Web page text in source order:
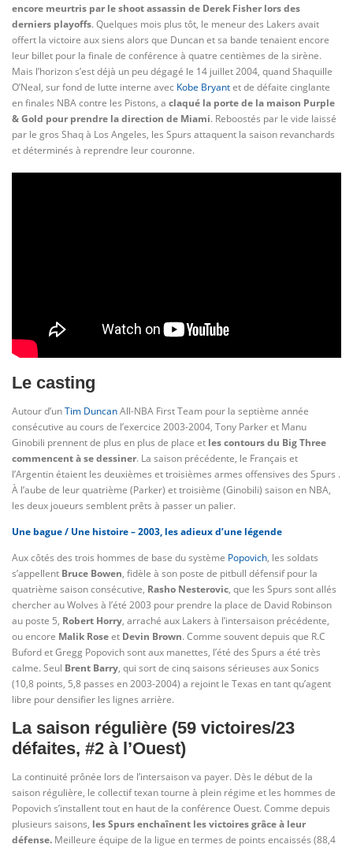
encore meurtris par le shoot assassin de Derek Fisher lors des
derniers playoffs. Quelques mois plus tôt, le meneur des Lakers avait
offert la victoire aux siens alors que Duncan et sa bande tenaient encore
leur billet pour la finale de conférence à quatre centièmes de la sirène.
Mais l’horizon s’est déjà un peu dégagé le 14 juillet 2004, quand Shaquille
O’Neal, sur fond de lutte interne avec Kobe Bryantet de défaite cinglante
en finales NBA contre les Pistons, a claqué la porte de la maison Purple
& Gold pour prendre la direction de Miami. Reboostés par le vide laissé
par le gros Shaq à Los Angeles, les Spurs attaquent la saison revanchards
et déterminés à reprendre leur couronne.
Le casting
Autour d’unTim DuncanAll-NBA First Team pour la septième année
consécutive au cours de l’exercice 2003-2004, Tony Parker et Manu
Ginobili prennent de plus en plus de place et les contours du Big Three
commencent à se dessiner. La saison précédente, le Français et
l’Argentin étaient les deuxièmes et troisièmes armes offensives des Spurs .
À l’aube de leur quatrième (Parker) et troisième (Ginobili) saison en NBA,
les deux joueurs semblent prêts à passer un palier.
Une bague / Une histoire – 2003, les adieux d’une légende
Aux côtés des trois hommes de base du système Popovich, les soldats
s’appellent Bruce Bowen, fidèle à son poste de pitbull défensif pour la
quatrième saison consécutive, Rasho Nesterovic, que les Spurs sont allés
chercher au Wolves à l’été 2003 pour prendre la place de David Robinson
au poste 5, Robert Horry, arraché aux Lakers à l’intersaison précédente,
ou encore Malik Roseet Devin Brown. Comme souvent depuis que R.C
Buford et Gregg Popovich sont aux manettes, l’été des Spurs a été très
calme. Seul Brent Barry, qui sort de cinq saisons sérieuses aux Sonics
(10,8 points, 5,8 passes en 2003-2004) a rejoint le Texas en tant qu’agent
libre pour densifier les lignes arrière.
La saison régulière (59 victoires/23
défaites, #2 à l’Ouest)
La continuité prônée lors de l’intersaison va payer. Dès le début de la
saison régulière, le collectif texan tourne à plein régime et les hommes de
Popovich s’installent tout en haut de la conférence Ouest. Comme depuis
plusieurs saisons, les Spurs enchaînent les victoires grâce à leur
défense. Meilleure équipe de la ligue en termes de points encaissés (88,4